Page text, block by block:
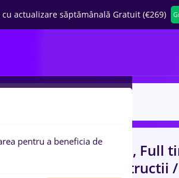
actualizare săptămânală Gratuit (€269)
cu salarii dutch, Full
Constructii
pentru a beneficia de